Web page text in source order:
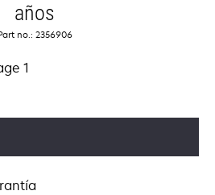
años
no.: 2356906